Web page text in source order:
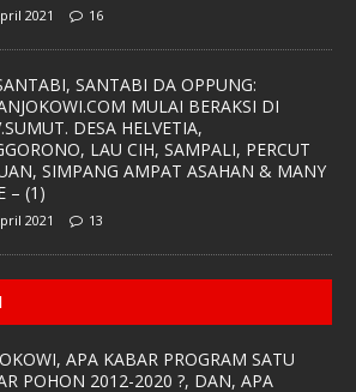
2021 16
SANTABI DA OPPUNG:
MULAI BERAKSI DI
DESA HELVETIA,
LAU CIH, SAMPALI, PERCUT
SIMPANG AMPAT ASAHAN & MANY
– (1)
2021 13
APA KABAR PROGRAM SATU
POHON 2012-2020 ?, DAN, APA